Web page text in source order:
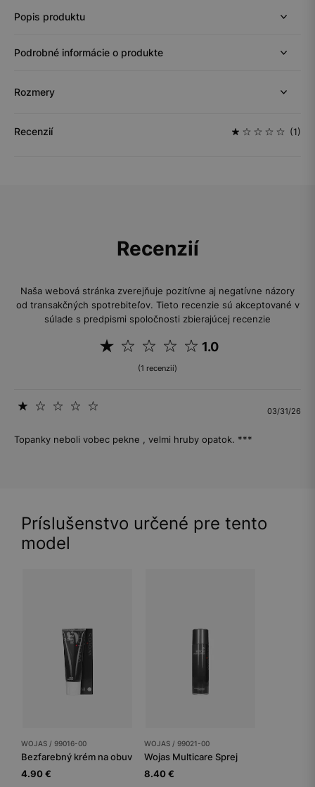
Popis produktu
Podrobné informácie o produkte
Rozmery
Recenzií (1)
Recenzií
Naša webová stránka zverejňuje pozitívne aj negatívne názory
od transakčných spotrebiteľov. Tieto recenzie sú akceptované v
súlade s predpismi spoločnosti zbierajúcej recenzie
1.0
(1 recenzií)
03/31/26
Topanky neboli vobec pekne , velmi hruby opatok. ***
Príslušenstvo určené pre tento
model
WOJAS / 99016-00
Bezfarebný krém na obuv
4.90 €
WOJAS / 99021-00
Wojas Multicare Sprej
8.40 €